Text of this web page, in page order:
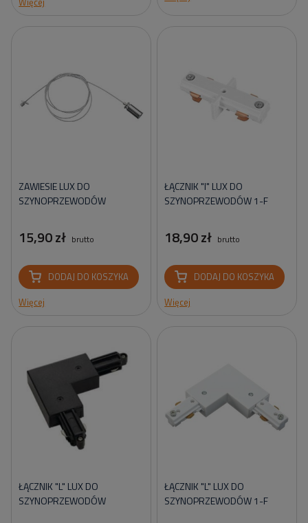
ZAWIESIE LUX DO
SZYNOPRZEWODÓW
15,90 zł brutto
DODAJ DO KOSZYKA
Więcej
ŁĄCZNIK "I" LUX DO
SZYNOPRZEWODÓW 1-F
18,90 zł brutto
DODAJ DO KOSZYKA
Więcej
ŁĄCZNIK "L" LUX DO
SZYNOPRZEWODÓW
ŁĄCZNIK "L" LUX DO
SZYNOPRZEWODÓW 1-F